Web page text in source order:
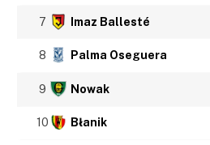
7 Imaz Ballesté
8 Palma Oseguera
9 Nowak
10 Błanik